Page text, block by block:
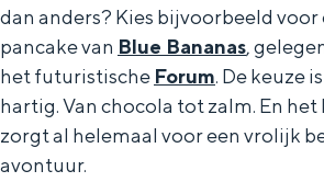
Provincie
Waddenkust
Natuurgebieden
dan anders? Kies bijvoorbeeld
pancake van Blue Bananas,
het futuristische Forum. De keuze
hartig. Van chocola tot zalm. En
zorgt al helemaal voor een vrolijk
avontuur.